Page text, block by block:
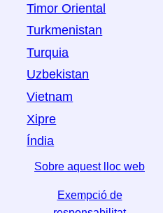
Timor Oriental
Turkmenistan
Turquia
Uzbekistan
Vietnam
Xipre
Índia
Sobre aquest lloc web
Exempció de